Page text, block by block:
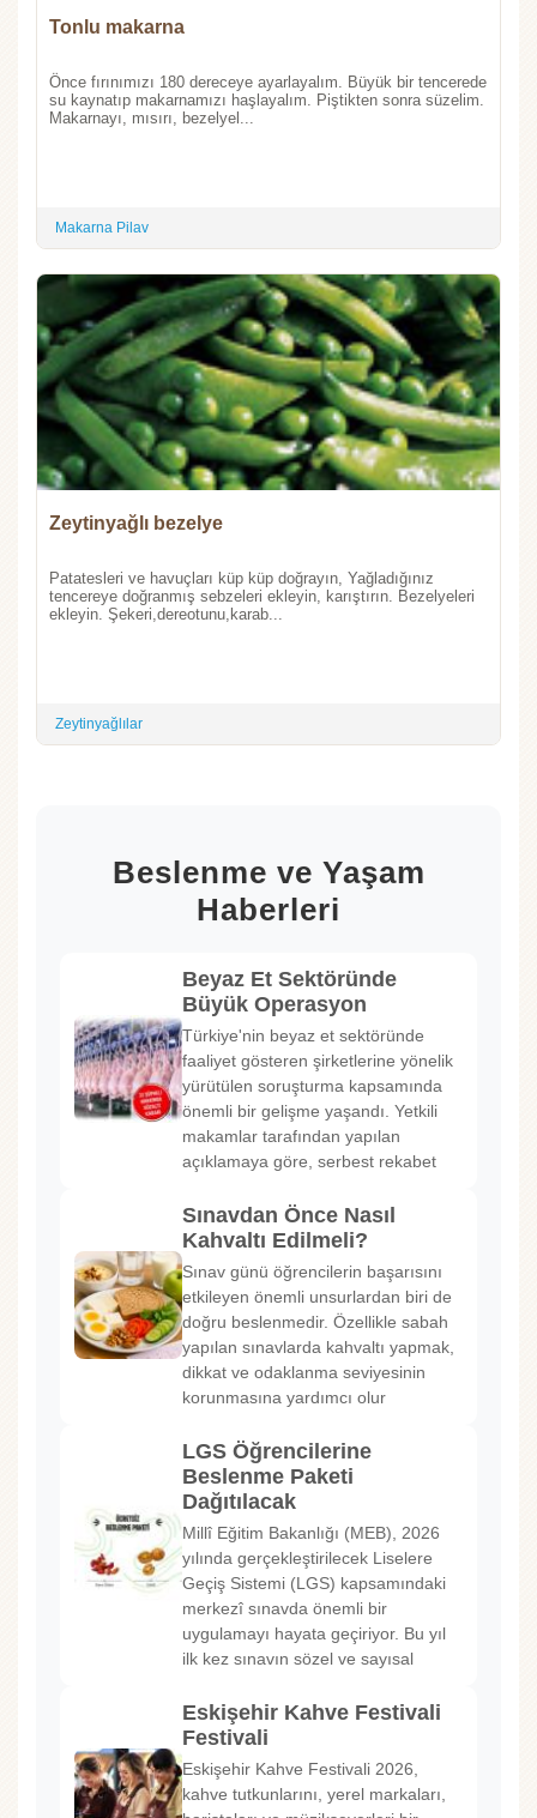
Tonlu makarna
Önce fırınımızı 180 dereceye ayarlayalım. Büyük bir tencerede
su kaynatıp makarnamızı haşlayalım. Piştikten sonra süzelim.
Makarnayı, mısırı, bezelyel...
Makarna Pilav
Zeytinyağlı bezelye
Patatesleri ve havuçları küp küp doğrayın, Yağladığınız
tencereye doğranmış sebzeleri ekleyin, karıştırın. Bezelyeleri
ekleyin. Şekeri,dereotunu,karab...
Zeytinyağlılar
Beslenme ve Yaşam
Haberleri
Beyaz Et Sektöründe
Büyük Operasyon
Türkiye'nin beyaz et sektöründe
faaliyet gösteren şirketlerine yönelik
yürütülen soruşturma kapsamında
önemli bir gelişme yaşandı. Yetkili
makamlar tarafından yapılan
açıklamaya göre, serbest rekabet
Sınavdan Önce Nasıl
Kahvaltı Edilmeli?
Sınav günü öğrencilerin başarısını
etkileyen önemli unsurlardan biri de
doğru beslenmedir. Özellikle sabah
yapılan sınavlarda kahvaltı yapmak,
dikkat ve odaklanma seviyesinin
korunmasına yardımcı olur
LGS Öğrencilerine
Beslenme Paketi
Dağıtılacak
Millî Eğitim Bakanlığı (MEB), 2026
yılında gerçekleştirilecek Liselere
Geçiş Sistemi (LGS) kapsamındaki
merkezî sınavda önemli bir
uygulamayı hayata geçiriyor. Bu yıl
ilk kez sınavın sözel ve sayısal
Eskişehir Kahve Festivali
Festivali
Eskişehir Kahve Festivali 2026,
kahve tutkunlarını, yerel markaları,